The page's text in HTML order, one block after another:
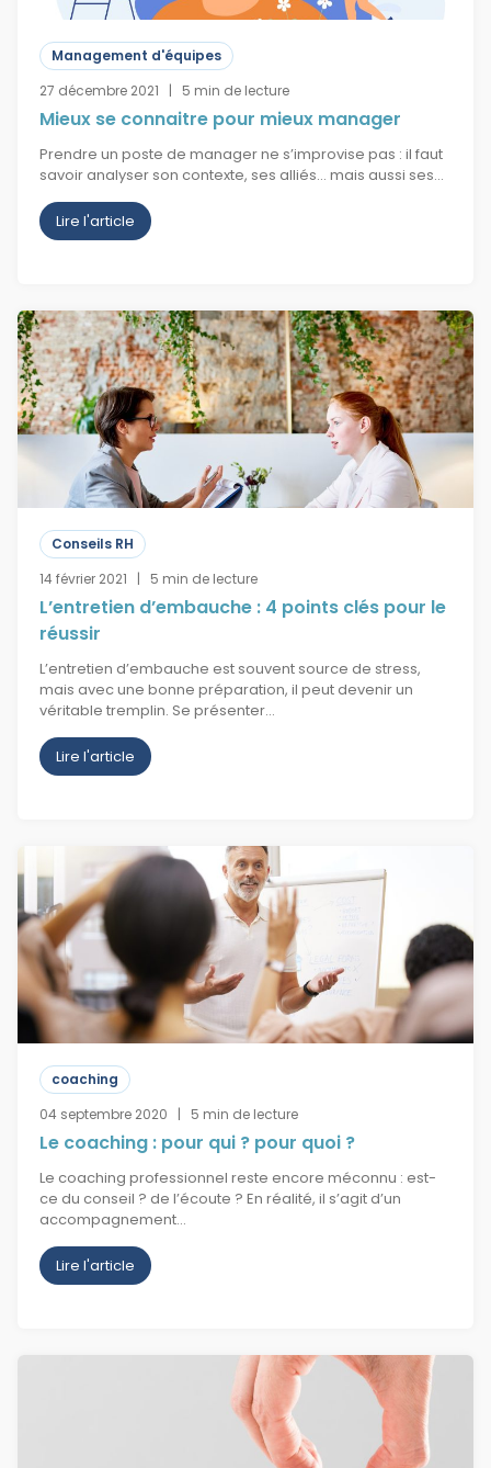
Management d'équipes
27 décembre 2021 | 5 min de lecture
Mieux se connaitre pour mieux manager
Prendre un poste de manager ne s’improvise pas : il faut
savoir analyser son contexte, ses alliés… mais aussi ses…
Lire l'article
Conseils RH
14 février 2021 | 5 min de lecture
L’entretien d’embauche : 4 points clés pour le
réussir
L’entretien d’embauche est souvent source de stress,
mais avec une bonne préparation, il peut devenir un
véritable tremplin. Se présenter…
Lire l'article
coaching
04 septembre 2020 | 5 min de lecture
Le coaching : pour qui ? pour quoi ?
Le coaching professionnel reste encore méconnu : est-
ce du conseil ? de l’écoute ? En réalité, il s’agit d’un
accompagnement…
Lire l'article